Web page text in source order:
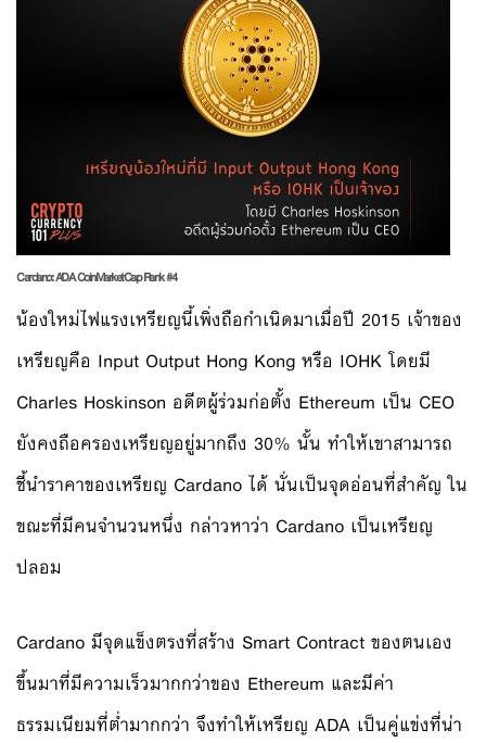
Cardano: ADACoinMarketCap Rank #4
น้องใหม่ไฟแรงเหรียญนี้เพิ่งถือกำเนิดมาเมื่อปี 2015 เจ้าของ
เหรียญคือ Input Output Hong Kong หรือ IOHK โดยมี
Charles Hoskinson อดีตผู้ร่วมก่อตั้ง Ethereum เป็น CEO
ยังคงถือครองเหรียญอยู่มากถึง 30% นั้น ทำให้เขาสามารถ
ชี้นำราคาของเหรียญ Cardano ได้ นั่นเป็นจุดอ่อนที่สำคัญ ใน
ขณะที่มีคนจำนวนหนึ่ง กล่าวหาว่า Cardano เป็นเหรียญ
ปลอม
Cardano มีจุดแข็งตรงที่สร้าง Smart Contract ของตนเอง
ขึ้นมาที่มีความเร็วมากกว่าของ Ethereum และมีค่า
ธรรมเนียมที่ต่ำมากกว่า จึงทำให้เหรียญ ADA เป็นคู่แข่งที่น่า